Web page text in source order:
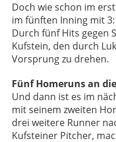
Doch wie schon im
im fünften Inning mit
Durch fünf Hits gegen
Kufstein, den durch
Vorsprung zu drehen.
Fünf Homeruns an
Und dann ist es im
mit seinem zweiten
drei weitere Runner
Kufsteiner Pitcher,